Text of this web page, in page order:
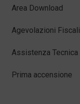
Area Download
Agevolazioni Fiscali
Assistenza Tecnica
Prima accensione